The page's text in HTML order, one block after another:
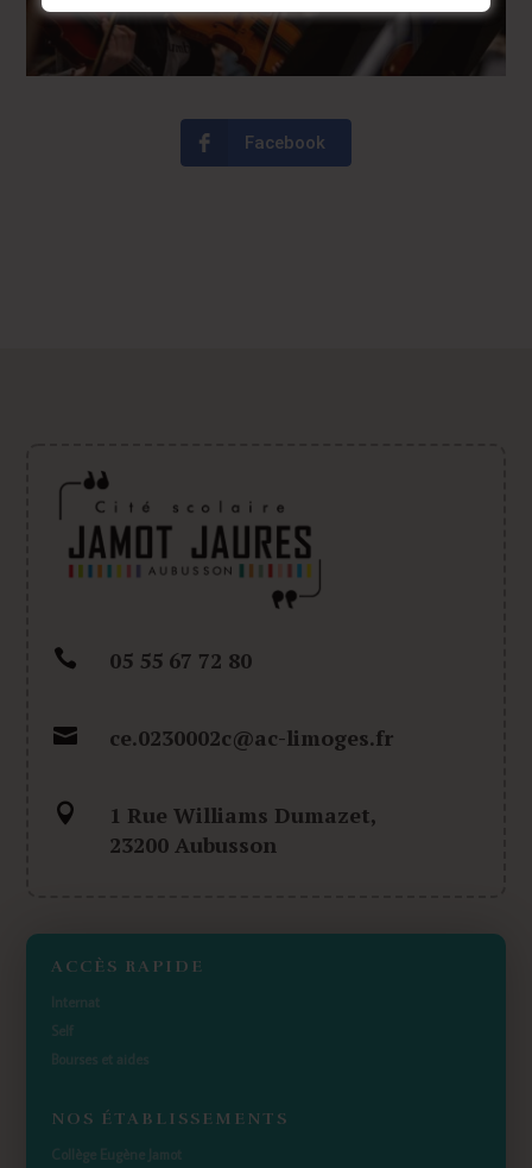
Facebook
 05 55 67 72 80
 ce.0230002c@ac-limoges.fr

1 Rue Williams Dumazet,
23200 Aubusson
ACCÈS RAPIDE
Internat
Self
Bourses et aides
NOS ÉTABLISSEMENTS
Collège Eugène Jamot